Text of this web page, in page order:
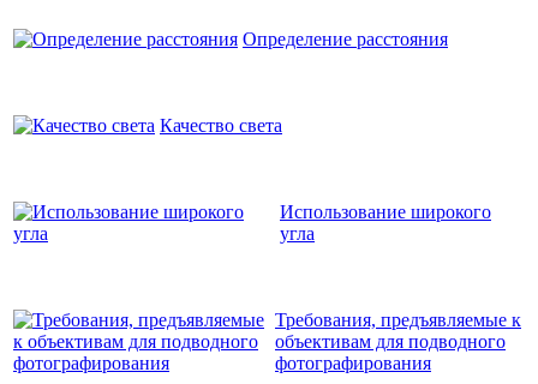
Определение расстояния
Качество света
Использование широкого
угла
Требования, предъявляемые к
объективам для подводного
фотографирования